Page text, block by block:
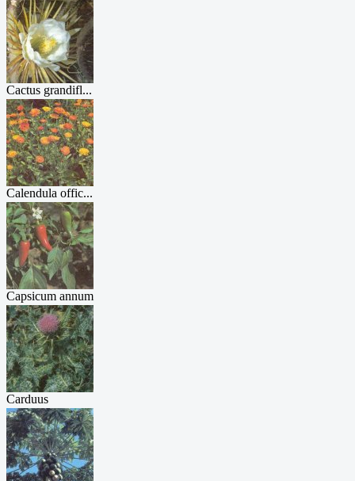
Cactus grandifl...
Calendula offic...
Capsicum annum
...
Carduus
marianu...